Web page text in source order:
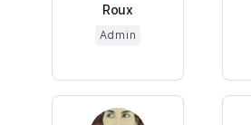
Roux
Admin